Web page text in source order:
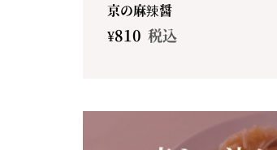
京の麻辣醤
¥810 税込